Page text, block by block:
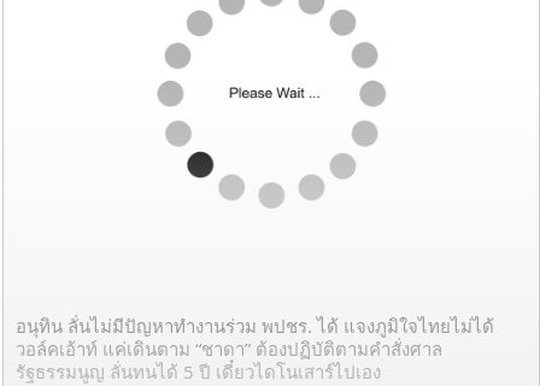
อนุทิน ลั่นไม่มีปัญหาทำงานร่วม พปชร. ได้ แจงภูมิใจไทยไม่ได้
วอล์คเอ้าท์ แค่เดินตาม “ชาดา” ต้องปฏิบัติตามคำสั่งศาล
รัฐธรรมนูญ ลั่นทนได้ 5 ปี เดี๋ยวไดโนเสาร์ไปเอง